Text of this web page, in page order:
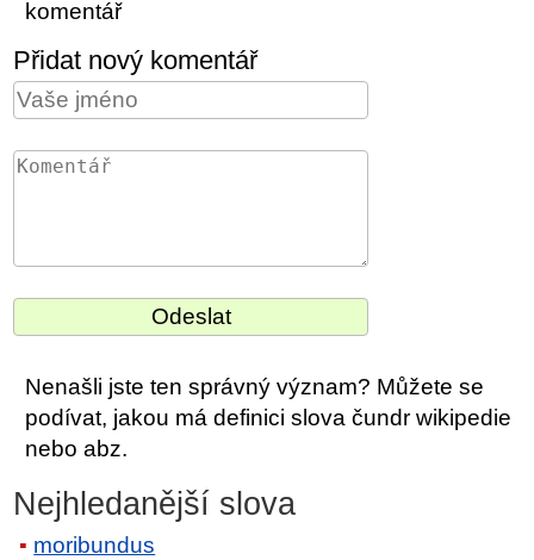
komentář
Přidat nový komentář
Nenašli jste ten správný význam? Můžete se
podívat, jakou má definici slova čundr wikipedie
nebo abz.
Nejhledanější slova
moribundus